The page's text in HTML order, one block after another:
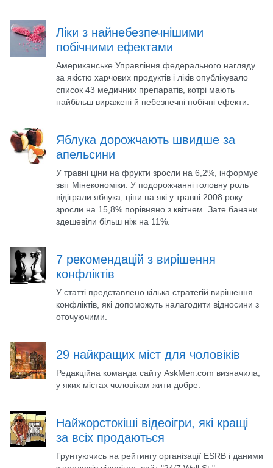
Ліки з найнебезпечнішими
побічними ефектами
Американське Управління федерального нагляду
за якістю харчових продуктів і ліків опублікувало
список 43 медичних препаратів, котрі мають
найбільш виражені й небезпечні побічні ефекти.
Яблука дорожчають швидше за
апельсини
У травні ціни на фрукти зросли на 6,2%, інформує
звіт Мінекономіки. У подорожчанні головну роль
відіграли яблука, ціни на які у травні 2008 року
зросли на 15,8% порівняно з квітнем. Зате банани
здешевіли більш ніж на 11%.
7 рекомендацій з вирішення
конфліктів
У статті представлено кілька стратегій вирішення
конфліктів, які допоможуть налагодити відносини з
оточуючими.
29 найкращих міст для чоловіків
Редакційна команда сайту AskMen.com визначила,
у яких містах чоловікам жити добре.
Найжорстокіші відеоігри, які кращі
за всіх продаються
Грунтуючись на рейтингу організації ESRB і даними